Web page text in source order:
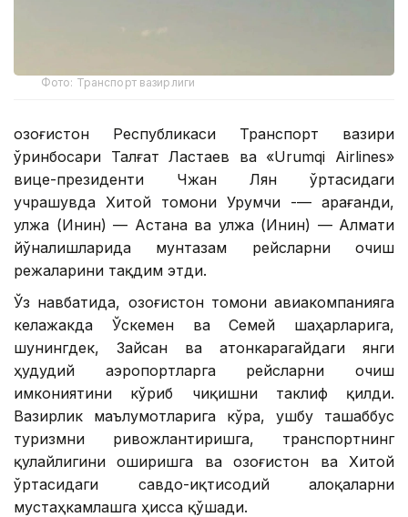
Фото: Транспорт вазирлиги
Қозоғистон Республикаси Транспорт вазири
ўринбосари Талғат Ластаев ва «Urumqi Airlines»
вице-президенти Чжан Лян ўртасидаги
учрашувда Хитой томони Урумчи -— Қарағанди,
Қулжа (Инин) — Астана ва Қулжа (Инин) — Алмати
йўналишларида мунтазам рейсларни очиш
режаларини тақдим этди.
Ўз навбатида, Қозоғистон томони авиакомпанияга
келажакда Ўскемен ва Семей шаҳарларига,
шунингдек, Зайсан ва Қатонкарагайдаги янги
ҳудудий аэропортларга рейсларни очиш
имкониятини кўриб чиқишни таклиф қилди.
Вазирлик маълумотларига кўра, ушбу ташаббус
туризмни ривожлантиришга, транспортнинг
қулайлигини оширишга ва Қозоғистон ва Хитой
ўртасидаги савдо-иқтисодий алоқаларни
мустаҳкамлашга ҳисса қўшади.